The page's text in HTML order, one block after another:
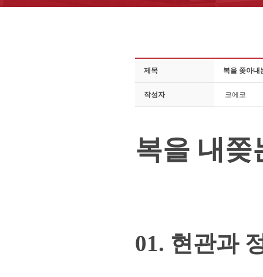
제목 복을 쫒아내
작성자 코에코
복을 내
01. 현관과